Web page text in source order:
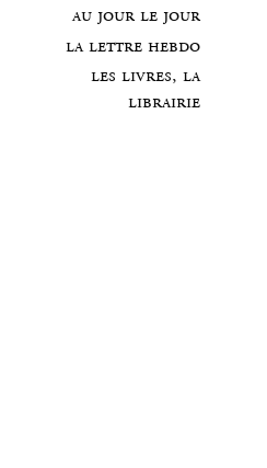
au jour le jour
la lettre hebdo
les livres, la
librairie